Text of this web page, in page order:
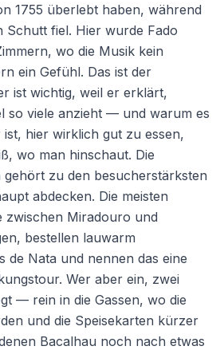
1755 überlebt haben, während
Schutt fiel. Hier wurde Fado
wo die Musik kein
ein Gefühl. Das ist der
ist wichtig, weil er erklärt,
so viele anzieht — und warum es
hier wirklich gut zu essen,
wo man hinschaut. Die
gehört zu den besucherstärksten
abdecken. Die meisten
zwischen Miradouro und
bestellen lauwarm
de Nata und nennen das eine
Wer aber ein, zwei
— rein in die Gassen, wo die
und die Speisekarten kürzer
Bacalhau noch nach etwas